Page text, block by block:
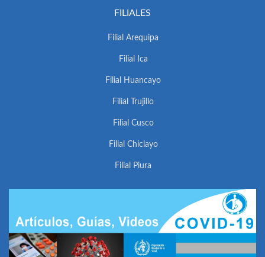
FILIALES
Filial Arequipa
Filial Ica
Filial Huancayo
Filial Trujillo
Filial Cusco
Filial Chiclayo
Filial Piura